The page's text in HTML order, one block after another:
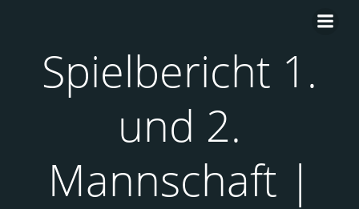
Spielbericht 1.
und 2.
Mannschaft |